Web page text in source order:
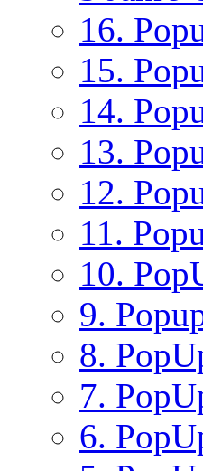
16.
15.
14.
13.
12.
11.
10.
9.
8.
7.
6.